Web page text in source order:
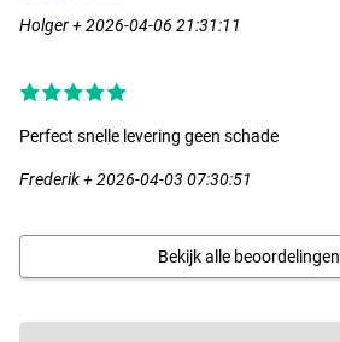
Holger + 2026-04-06 21:31:11
Perfect snelle levering geen schade
Frederik + 2026-04-03 07:30:51
Bekijk alle beoordelingen